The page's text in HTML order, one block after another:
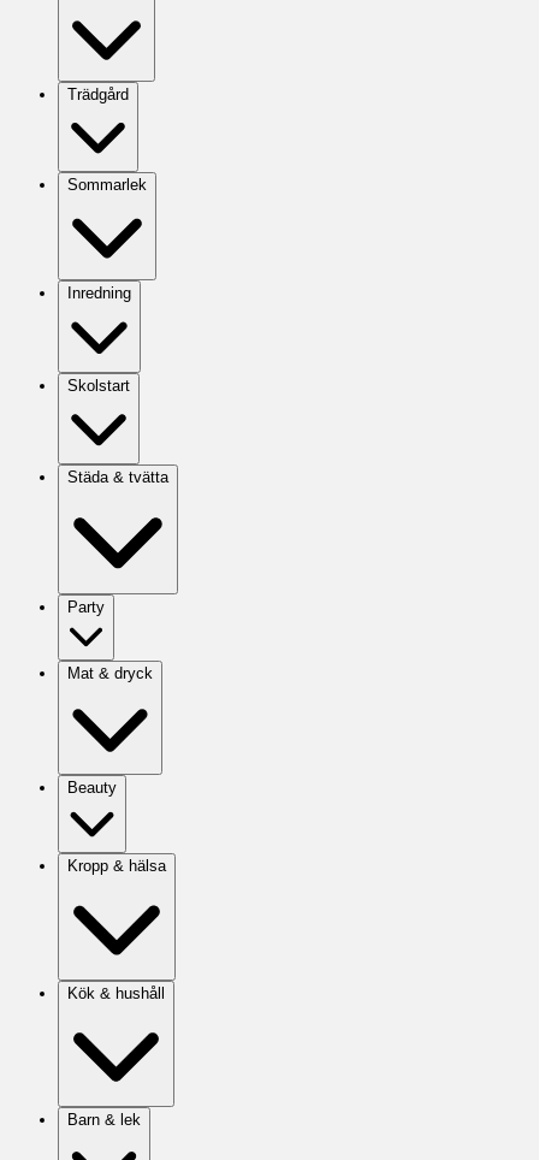
Trädgård
Sommarlek
Inredning
Skolstart
Städa & tvätta
Party
Mat & dryck
Beauty
Kropp & hälsa
Kök & hushåll
Barn & lek